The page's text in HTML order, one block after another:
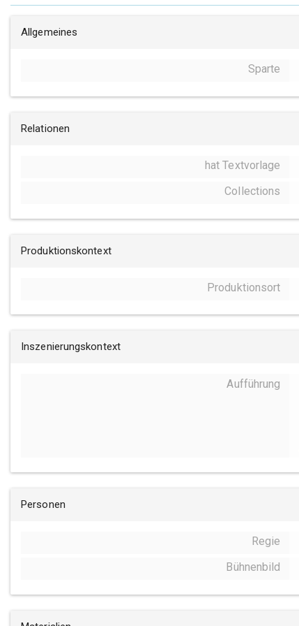
Allgemeines
Sparte
Relationen
hat Textvorlage
Collections
Produktionskontext
Produktionsort
Inszenierungskontext
Aufführung
Personen
Regie
Bühnenbild